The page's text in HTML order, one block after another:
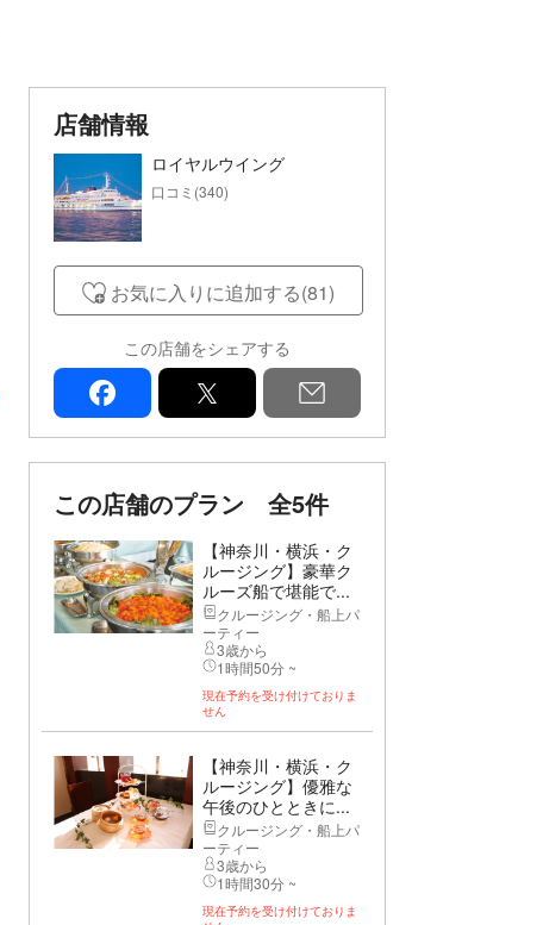
店舗情報
ロイヤルウイング
口コミ(340)
お気に入りに追加する(81)
この店舗をシェアする
facebook
この店舗のプラン 全5件
【神奈川・横浜・ク
ルージング】豪華ク
ルーズ船で堪能で...
クルージング・船上パ
ーティー
3歳から
1時間50分 ~
現在予約を受け付けておりま
せん
【神奈川・横浜・ク
ルージング】優雅な
午後のひとときに...
クルージング・船上パ
ーティー
3歳から
1時間30分 ~
現在予約を受け付けておりま